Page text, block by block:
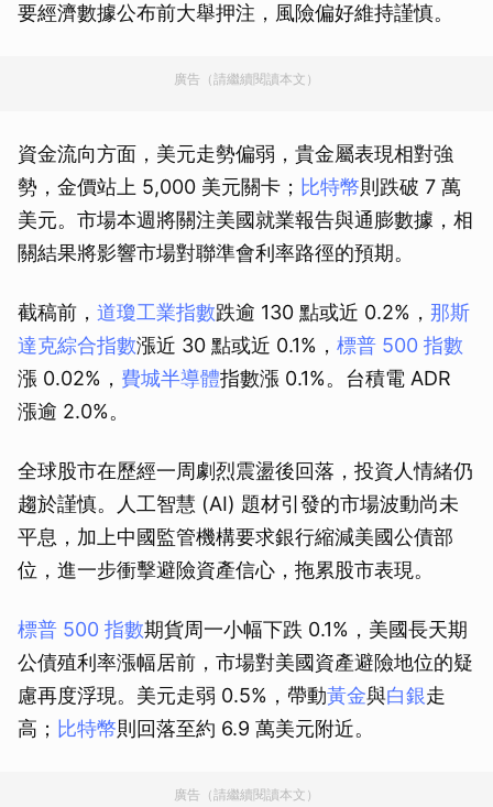
要經濟數據公布前大舉押注，風險偏好維持謹慎。
廣告（請繼續閱讀本文）
資金流向方面，美元走勢偏弱，貴金屬表現相對強
勢，金價站上 5,000 美元關卡； 比特幣則跌破 7 萬
美元。市場本週將關注美國就業報告與通膨數據，相
關結果將影響市場對聯準會利率路徑的預期。
截稿前， 道瓊工業指數跌逾 130 點或近 0.2%， 那斯
達克綜合指數漲近 30 點或近 0.1%， 標普 500 指數
漲 0.02%， 費城半導體指數漲 0.1%。台積電 ADR
漲逾 2.0%。
全球股市在歷經一周劇烈震盪後回落，投資人情緒仍
趨於謹慎。人工智慧 (AI) 題材引發的市場波動尚未
平息，加上中國監管機構要求銀行縮減美國公債部
位，進一步衝擊避險資產信心，拖累股市表現。
標普 500 指數期貨周一小幅下跌 0.1%，美國長天期
公債殖利率漲幅居前，市場對美國資產避險地位的疑
慮再度浮現。美元走弱 0.5%，帶動黃金與白銀走
高； 比特幣則回落至約 6.9 萬美元附近。
廣告（請繼續閱讀本文）